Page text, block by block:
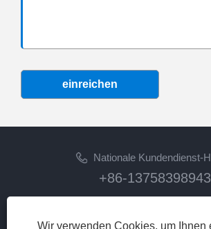
einreichen
Nationale Kundendienst-
+86-13758398943
lilyz@junmetal.com
Wir verwenden Cookies, um Ihnen